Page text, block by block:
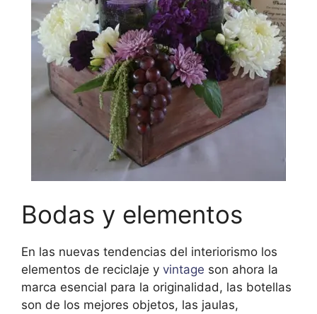
Bodas y elementos
En las nuevas tendencias del interiorismo los
elementos de reciclaje y vintage son ahora la
marca esencial para la originalidad, las botellas
son de los mejores objetos, las jaulas,